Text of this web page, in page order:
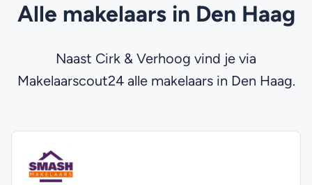
Alle makelaars in Den Haag
Naast Cirk & Verhoog vind je via
Makelaarscout24 alle makelaars in Den Haag.